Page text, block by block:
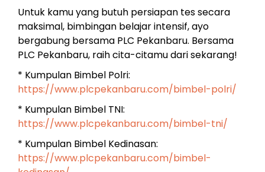
Untuk kamu yang butuh persiapan tes secara
maksimal, bimbingan belajar intensif, ayo
bergabung bersama PLC Pekanbaru. Bersama
PLC Pekanbaru, raih cita-citamu dari sekarang!
* Kumpulan Bimbel Polri:
https://www.plcpekanbaru.com/bimbel-polri/
* Kumpulan Bimbel TNI:
https://www.plcpekanbaru.com/bimbel-tni/
* Kumpulan Bimbel Kedinasan:
https://www.plcpekanbaru.com/bimbel-